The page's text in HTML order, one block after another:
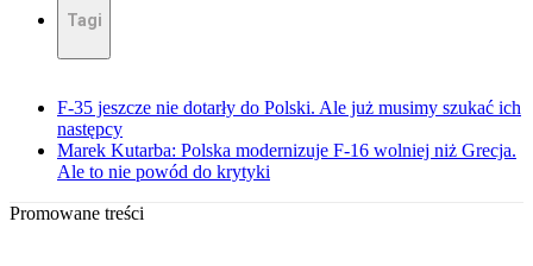
Tagi
F-35 jeszcze nie dotarły do Polski. Ale już musimy szukać ich
następcy
Marek Kutarba: Polska modernizuje F-16 wolniej niż Grecja.
Ale to nie powód do krytyki
Promowane treści